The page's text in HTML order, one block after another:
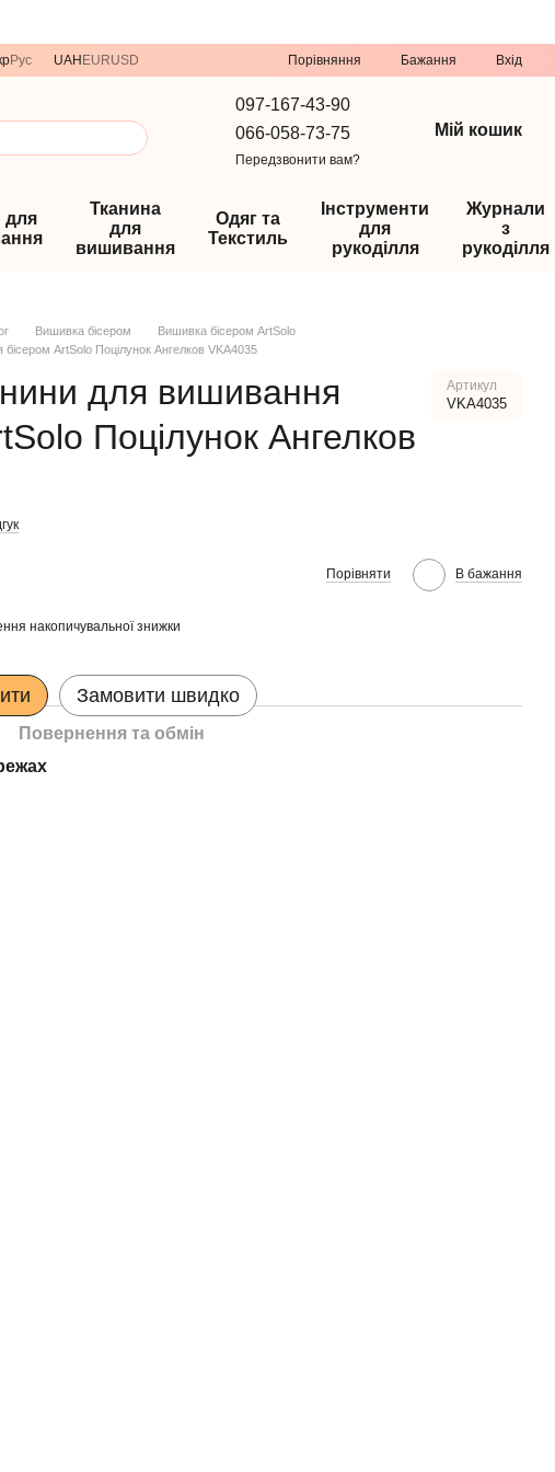
Рус UAH EURUSD Порівняння Бажання Вхід
097-167-43-90
066-058-73-75
Передзвонити вам?
Мій кошик
для
Тканина
для
вишивання
Одяг та
Текстиль
Інструменти
для
рукоділля
Журнали
з
рукоділля
Вишивка бісером
Вишивка бісером ArtSolo
ArtSolo Поцілунок Ангелков VKA4035
для вишивання
Поцілунок Ангелков
Артикул
VKA4035
Порівняти В бажання
накопичувальної знижки
Замовити швидко
Повернення та обмін